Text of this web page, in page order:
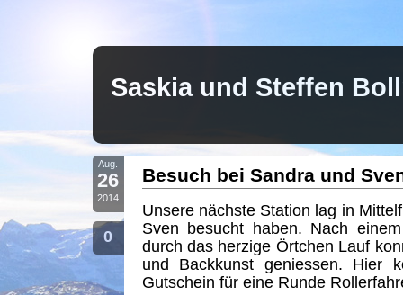
Saskia und Steffen
Aug.
26
2014
0
Besuch bei Sandra und
Unsere nächste Station lag in
Sven besucht haben. Nach
durch das herzige Örtchen Lauf
und Backkunst geniessen. Hier
Gutschein für eine Runde